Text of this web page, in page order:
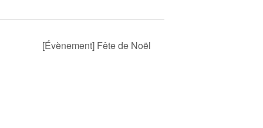
[Évènement] Fête de Noël